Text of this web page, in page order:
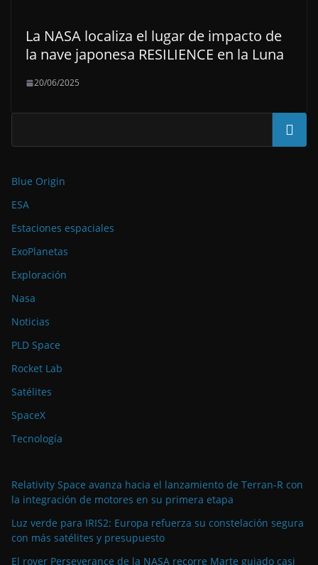
La NASA localiza el lugar de impacto de
la nave japonesa RESILIENCE en la Luna
20/06/2025
Buscar
Blue Origin
ESA
Estaciones espaciales
ExoPlanetas
Exploración
Nasa
Noticias
PLD Space
Rocket Lab
Satélites
SpaceX
Tecnología
Relativity Space avanza hacia el lanzamiento de Terran-R con
la integración de motores en su primera etapa
Luz verde para IRIS2: Europa refuerza su constelación segura
con más satélites y presupuesto
El rover Perseverance de la NASA recorre Marte guiado casi